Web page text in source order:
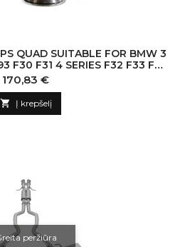
QUAD SUITABLE FOR BMW 3
F30 F31 4 SERIES F32 F33 F36
F10 F11 G30 6 SERI
Kaina
170,83 €
 Į krepšelį
peržiūra